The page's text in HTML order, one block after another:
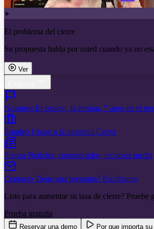
El problema del cierre
Su propuesta habla por usted cuando ya no
Ver
Nosotros El equipo, la mision, 7 anos en el
Empleo Unase a la aventura Cuevr
Prensa Noticias, comunicados, recursos media
Contacto Tiene una pregunta? Escribanos
Listo para aumentar su tasa de cierre? Pruebe
Prueba gratuita
Reservar una demo Por que importa